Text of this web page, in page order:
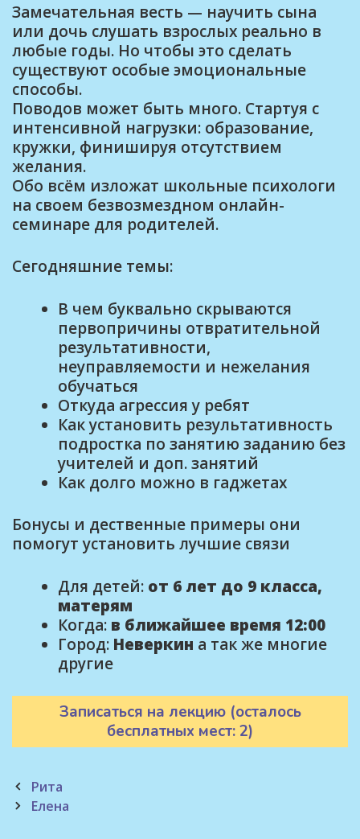
Замечательная весть — научить сына
или дочь слушать взрослых реально в
любые годы. Но чтобы это сделать
существуют особые эмоциональные
способы.
Поводов может быть много. Стартуя с
интенсивной нагрузки: образование,
кружки, финишируя отсутствием
желания.
Обо всём изложат школьные психологи
на своем безвозмездном онлайн-
семинаре для родителей.
Сегодняшние темы:
В чем буквально скрываются
первопричины отвратительной
результативности,
неуправляемости и нежелания
обучаться
Откуда агрессия у ребят
Как установить результативность
подростка по занятию заданию без
учителей и доп. занятий
Как долго можно в гаджетах
Бонусы и дественные примеры они
помогут установить лучшие связи
Для детей: от 6 лет до 9 класса,
матерям
Когда: в ближайшее время 12:00
Город: Неверкин а так же многие
другие
Записаться на лекцию (осталось
бесплатных мест: 2)
Post
navigation
Рита
Елена